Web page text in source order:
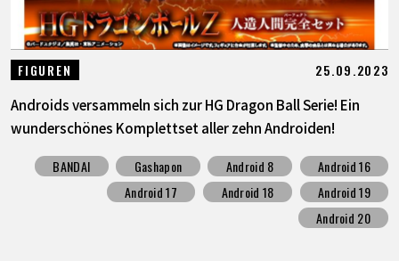
FIGUREN 25.09.2023
Androids versammeln sich zur HG Dragon Ball Serie! Ein
wunderschönes Komplettset aller zehn Androiden!
BANDAI Gashapon Android 8
Android 16
Android 17
Android 18
Android 19
Android 20